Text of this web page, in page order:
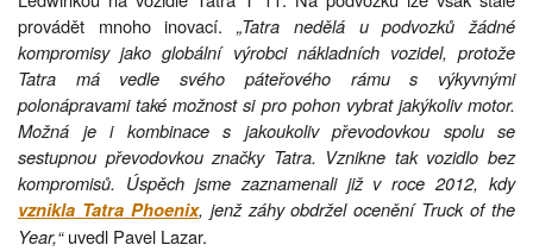
provádět mnoho inovací.„Tatra nedělá u podvozků žádné
kompromisy jako globální výrobci nákladních vozidel, protože
Tatra má vedle svého páteřového rámu s výkyvnými
polonápravami také možnost si pro pohon vybrat jakýkoliv motor.
Možná je i kombinace s jakoukoliv převodovkou spolu se
sestupnou převodovkou značky Tatra. Vznikne tak vozidlo bez
kompromisů. Úspěch jsme zaznamenali již v roce 2012, kdy
vznikla Tatra Phoenix, jenž záhy obdržel ocenění Truck of the
Year,“uvedl Pavel Lazar.